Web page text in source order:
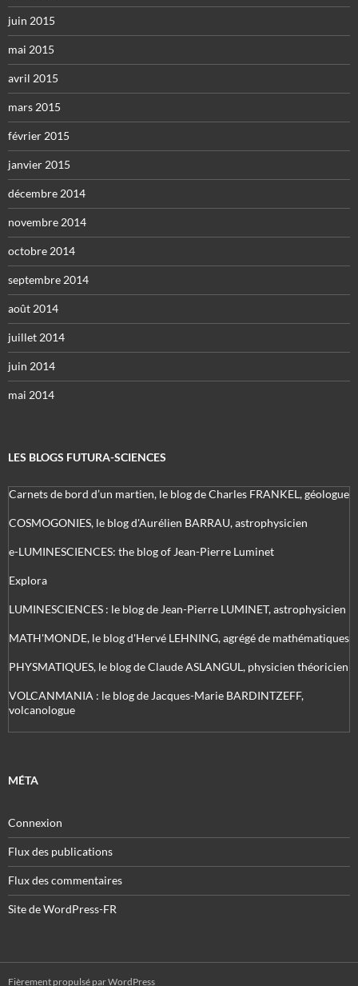
juin 2015
mai 2015
avril 2015
mars 2015
février 2015
janvier 2015
décembre 2014
novembre 2014
octobre 2014
septembre 2014
août 2014
juillet 2014
juin 2014
mai 2014
LES BLOGS FUTURA-SCIENCES
Carnets de bord d’un martien, le blog de Charles FRANKEL, géologue
COSMOGONIES, le blog d'Aurélien BARRAU, astrophysicien
e-LUMINESCIENCES: the blog of Jean-Pierre Luminet
Explora
LUMINESCIENCES : le blog de Jean-Pierre LUMINET, astrophysicien
MATH'MONDE, le blog d'Hervé LEHNING, agrégé de mathématiques
PHYSMATIQUES, le blog de Claude ASLANGUL, physicien théoricien
VOLCANMANIA : le blog de Jacques-Marie BARDINTZEFF,
volcanologue
MÉTA
Connexion
Flux des publications
Flux des commentaires
Site de WordPress-FR
Fièrement propulsé par WordPress